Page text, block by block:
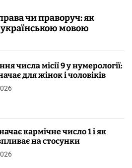
чи праворуч: як
мовою
числа місії 9 у нумерології:
для жінок і чоловіків
кармічне число 1 і як
на стосунки